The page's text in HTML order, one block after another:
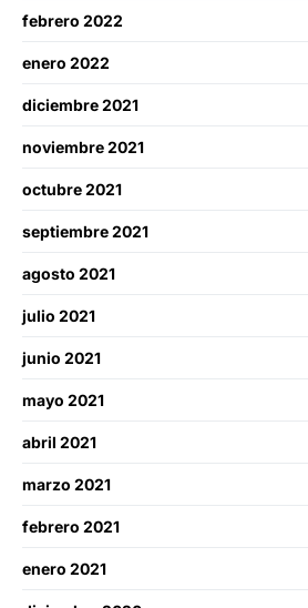
febrero 2022
enero 2022
diciembre 2021
noviembre 2021
octubre 2021
septiembre 2021
agosto 2021
julio 2021
junio 2021
mayo 2021
abril 2021
marzo 2021
febrero 2021
enero 2021